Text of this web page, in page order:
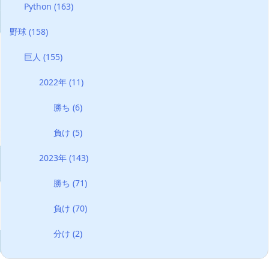
Python(163)
野球 (158)
巨人(155)
2022年 (11)
勝ち(6)
負け(5)
2023年 (143)
勝ち(71)
負け(70)
分け(2)